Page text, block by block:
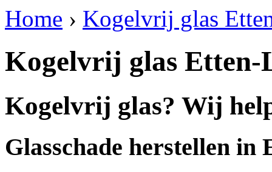
Home › Kogelvrij glas
Kogelvrij glas Etten-
Kogelvrij glas? Wij
Glasschade herstellen in